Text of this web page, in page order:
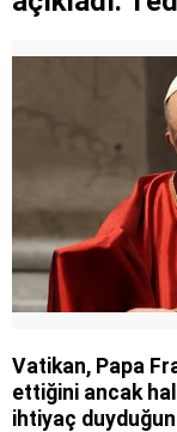
Vatikan, Papa
ettiğini ancak
ihtiyaç